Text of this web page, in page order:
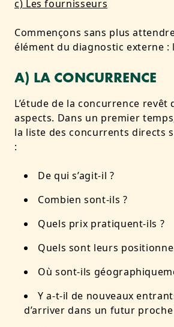
c) Les fournisseurs
Commençons sans plus
élément du diagnostic externe :
A) LA CONCURRENCE
L’étude de la concurrence revêt
aspects. Dans un premier
la liste des concurrents directs
:
De qui s’agit-il ?
Combien sont-ils ?
Quels prix pratiquent-ils ?
Quels sont leurs
Où sont-ils
Y a-t-il de nouveaux
d’arriver dans un futur proche